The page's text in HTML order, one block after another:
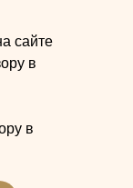
сайте
в
в